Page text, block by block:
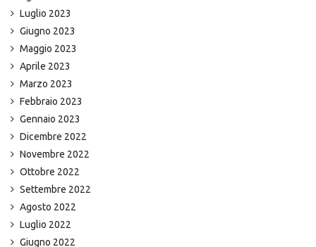
Luglio 2023
Giugno 2023
Maggio 2023
Aprile 2023
Marzo 2023
Febbraio 2023
Gennaio 2023
Dicembre 2022
Novembre 2022
Ottobre 2022
Settembre 2022
Agosto 2022
Luglio 2022
Giugno 2022